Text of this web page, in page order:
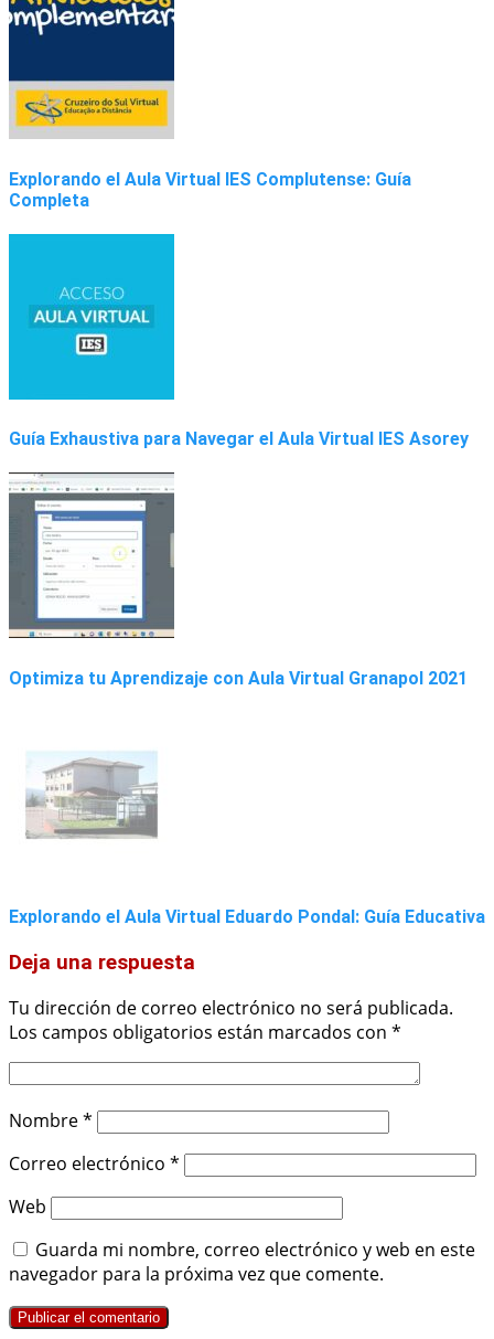
Explorando el Aula Virtual IES Complutense: Guía
Completa
Guía Exhaustiva para Navegar el Aula Virtual IES Asorey
Optimiza tu Aprendizaje con Aula Virtual Granapol 2021
Explorando el Aula Virtual Eduardo Pondal: Guía Educativa
Deja una respuesta
Tu dirección de correo electrónico no será publicada.
Los campos obligatorios están marcados con *
Nombre*
Correo electrónico *
Web
Guarda mi nombre, correo electrónico y web en este
navegador para la próxima vez que comente.